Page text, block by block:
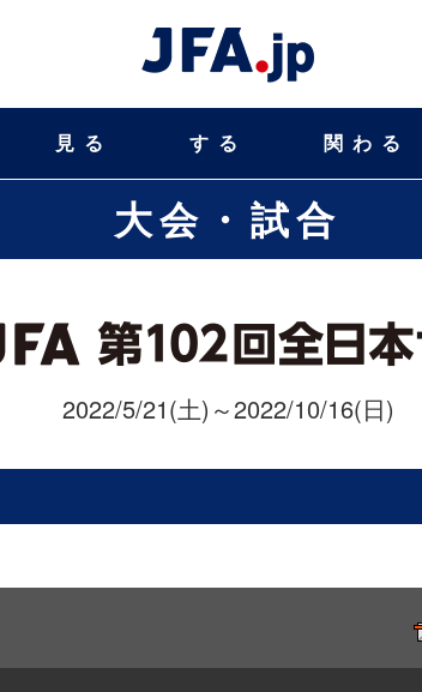
見る する 関わる
大会・試合
2022/5/21(土)～2022/10/16(日)